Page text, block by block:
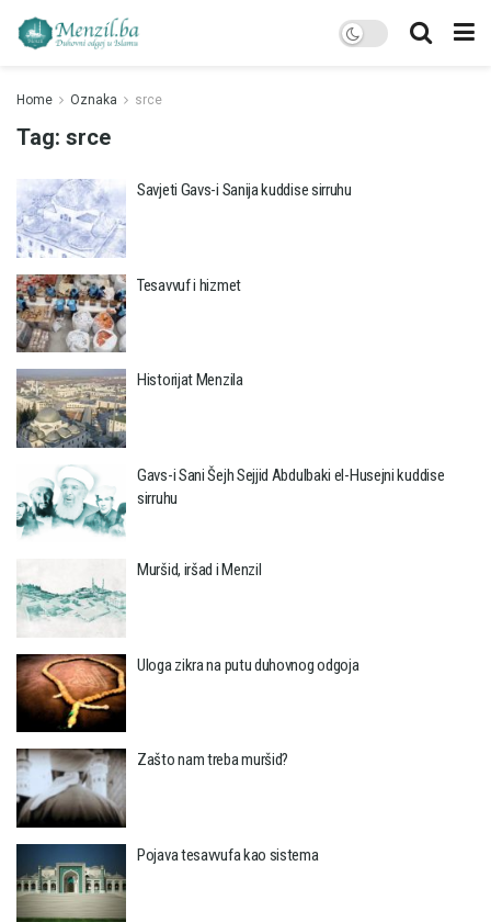
Home Oznaka srce
Tag: srce
Savjeti Gavs-i Sanija kuddise sirruhu
Tesavvuf i hizmet
Historijat Menzila
Gavs-i Sani Šejh Sejjid Abdulbaki el-Husejni kuddise
sirruhu
Muršid, iršad i Menzil
Uloga zikra na putu duhovnog odgoja
Zašto nam treba muršid?
Pojava tesavvufa kao sistema